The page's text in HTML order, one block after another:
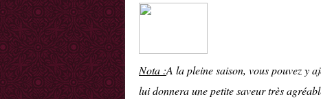
Nota :A la pleine saison, vous pouvez y
lui donnera une petite saveur très